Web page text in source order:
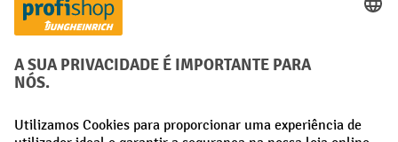
Aconselhamento pessoal de compra
Métodos de pagamento
Creditcard (Master)Creditcard (Visa)Pré-pagamento